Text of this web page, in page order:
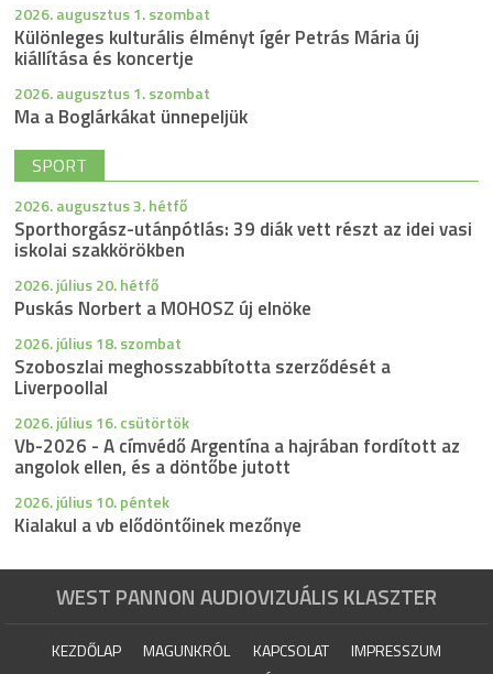
2026. augusztus 1. szombat
Különleges kulturális élményt ígér Petrás Mária új
kiállítása és koncertje
2026. augusztus 1. szombat
Ma a Boglárkákat ünnepeljük
SPORT
2026. augusztus 3. hétfő
Sporthorgász-utánpótlás: 39 diák vett részt az idei vasi
iskolai szakkörökben
2026. július 20. hétfő
Puskás Norbert a MOHOSZ új elnöke
2026. július 18. szombat
Szoboszlai meghosszabbította szerződését a
Liverpoollal
2026. július 16. csütörtök
Vb-2026 - A címvédő Argentína a hajrában fordított az
angolok ellen, és a döntőbe jutott
2026. július 10. péntek
Kialakul a vb elődöntőinek mezőnye
WEST PANNON AUDIOVIZUÁLIS KLASZTER
KEZDŐLAP MAGUNKRÓL KAPCSOLAT
IMPRESSZUM